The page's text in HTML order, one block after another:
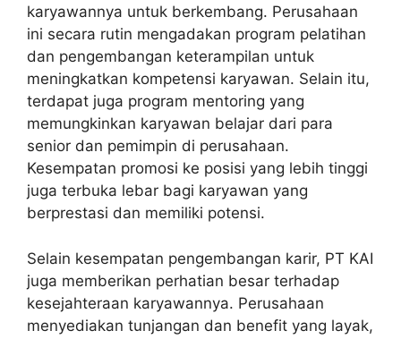
karyawannya untuk berkembang. Perusahaan
ini secara rutin mengadakan program pelatihan
dan pengembangan keterampilan untuk
meningkatkan kompetensi karyawan. Selain itu,
terdapat juga program mentoring yang
memungkinkan karyawan belajar dari para
senior dan pemimpin di perusahaan.
Kesempatan promosi ke posisi yang lebih tinggi
juga terbuka lebar bagi karyawan yang
berprestasi dan memiliki potensi.
Selain kesempatan pengembangan karir, PT KAI
juga memberikan perhatian besar terhadap
kesejahteraan karyawannya. Perusahaan
menyediakan tunjangan dan benefit yang layak,